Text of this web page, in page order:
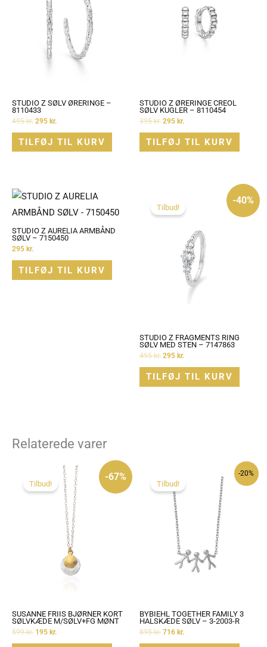
STUDIO Z SØLV ØRERINGE –
8110433
495kr. 295 kr.
TILFØJ TIL KURV
STUDIO Z ØRERINGE CREOL
SØLV KUGLER – 8110454
395kr. 295 kr.
TILFØJ TIL KURV
STUDIO Z AURELIA ARMBÅND
SØLV – 7150450
295 kr.
TILFØJ TIL KURV
-40%
Tilbud!
STUDIO Z FRAGMENTS RING
SØLV MED STEN – 7147863
495kr.
pris
var:
495 kr..
295 kr.
TILFØJ TIL KURV
Relaterede varer
-67%
Tilbud!
SUSANNE FRIIS BJØRNER KORT
SØLVKÆDE M/SØLV+FG MØNT
599kr.
oprindelige
pris
var:
599 kr..
195 kr.
Den
aktuelle
pris
er:
195 kr..
-20%
Tilbud!
BYBIEHL TOGETHER FAMILY 3
HALSKÆDE SØLV – 3-2003-R
895kr. 716 kr.